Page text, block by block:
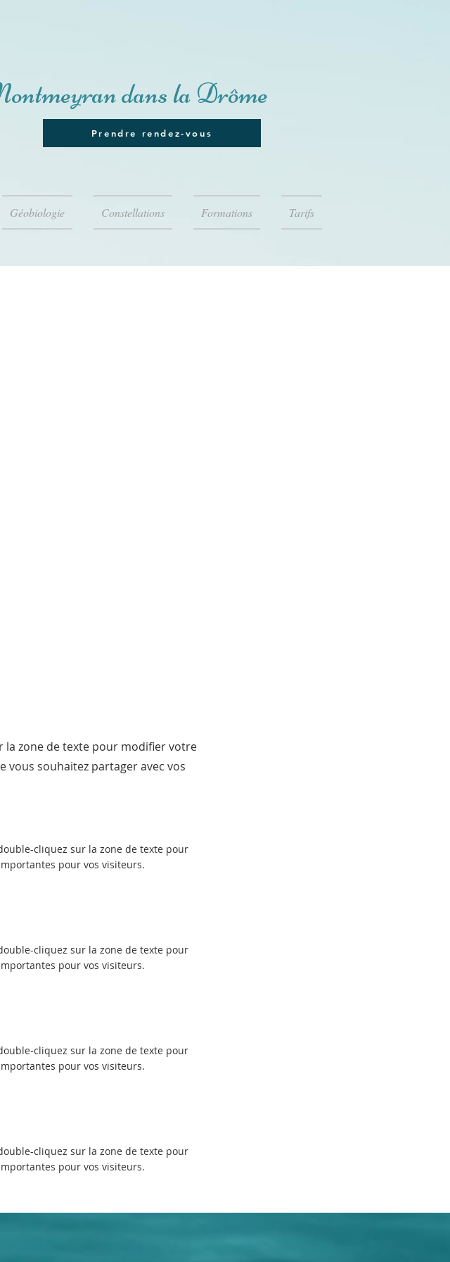
dans la Drôme
Prendre rendez-vous
Géobiologie Constellations Formations Tarifs
la zone de texte pour modifier votre
souhaitez partager avec vos
cliquez sur la zone de texte pour
pour vos visiteurs.
cliquez sur la zone de texte pour
pour vos visiteurs.
cliquez sur la zone de texte pour
pour vos visiteurs.
cliquez sur la zone de texte pour
pour vos visiteurs.